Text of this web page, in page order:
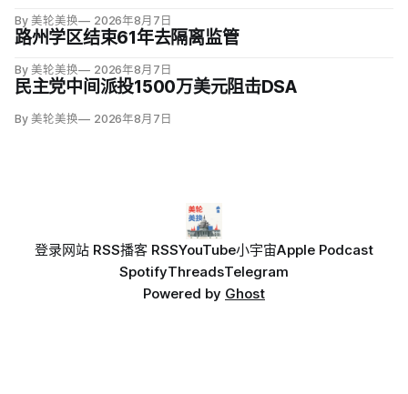
区；
By 美轮美换 2026年8月7日
路州学区结束61年去隔离监管
By 美轮美换 2026年8月7日
民主党中间派投1500万美元阻击DSA
By 美轮美换 2026年8月7日
登录网站 RSS播客 RSSYouTube小宇宙Apple Podcast
SpotifyThreadsTelegram
Powered by Ghost